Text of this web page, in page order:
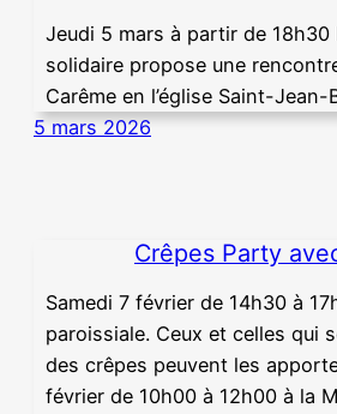
Jeudi 5 mars à partir de 18h30
solidaire propose une
Carême en l’église Saint-Jean-
5 mars 2026
Crêpes Party avec
Samedi 7 février de 14h30 à
paroissiale. Ceux et celles qui
des crêpes peuvent les
février de 10h00 à 12h00 à la